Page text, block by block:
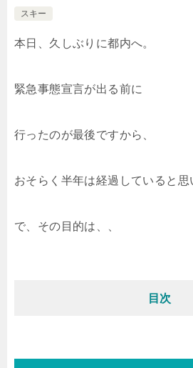
スキー
本日、久しぶりに都内へ。
緊急事態宣言が出る前に
行ったのが最後ですから、
おそらく半年は経過していると思
で、その目的は、、
目次